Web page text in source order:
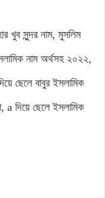
খুব সুন্দর নাম, মুসলিম
নাম অর্থসহ ২০২২,
ছেলে বাবুর ইসলামিক
a দিয়ে ছেলে ইসলামিক